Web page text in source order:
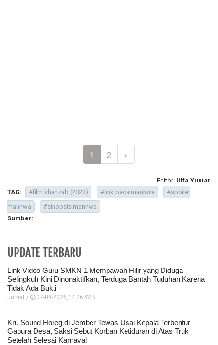
1 2 »
Editor: Ulfa Yuniar
TAG:
#film khanzab (2023) #link baca manhwa
#spoiler
manhwa
#sinopsis manhwa
Sumber:
UPDATE TERBARU
Link Video Guru SMKN 1 Mempawah Hilir yang Diduga
Selingkuh Kini Dinonaktifkan, Terduga Bantah Tuduhan Karena
Tidak Ada Bukti
Jumat / 07-08-2026,14:26 WIB
Kru Sound Horeg di Jember Tewas Usai Kepala Terbentur
Gapura Desa, Saksi Sebut Korban Ketiduran di Atas Truk
Setelah Selesai Karnaval